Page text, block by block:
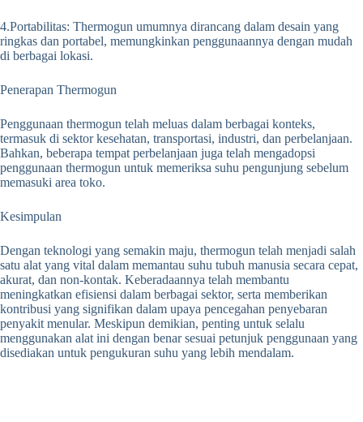
4.Portabilitas: Thermogun umumnya dirancang dalam desain yang
ringkas dan portabel, memungkinkan penggunaannya dengan mudah
di berbagai lokasi.
Penerapan Thermogun
Penggunaan thermogun telah meluas dalam berbagai konteks,
termasuk di sektor kesehatan, transportasi, industri, dan perbelanjaan.
Bahkan, beberapa tempat perbelanjaan juga telah mengadopsi
penggunaan thermogun untuk memeriksa suhu pengunjung sebelum
memasuki area toko.
Kesimpulan
Dengan teknologi yang semakin maju, thermogun telah menjadi salah
satu alat yang vital dalam memantau suhu tubuh manusia secara cepat,
akurat, dan non-kontak. Keberadaannya telah membantu
meningkatkan efisiensi dalam berbagai sektor, serta memberikan
kontribusi yang signifikan dalam upaya pencegahan penyebaran
penyakit menular. Meskipun demikian, penting untuk selalu
menggunakan alat ini dengan benar sesuai petunjuk penggunaan yang
disediakan untuk pengukuran suhu yang lebih mendalam.